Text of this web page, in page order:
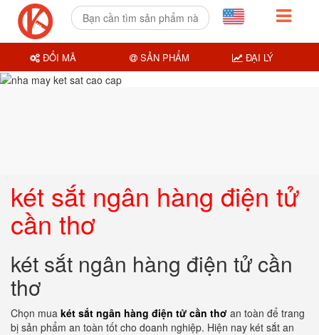
két sắt ngân hàng điện tử
cần thơ
két sắt ngân hàng điện tử cần
thơ
Chọn mua két sắt ngân hàng điện tử cần thơ an toàn để trang
bị sản phẩm an toàn tốt cho doanh nghiệp. Hiện nay két sắt an
ĐỔI MÃ SẢN PHẨM ĐẠI LÝ